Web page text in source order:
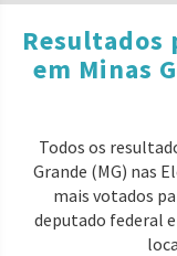
Resultados
em Minas
Todos os
Grande (MG) nas
mais votados
deputado federal